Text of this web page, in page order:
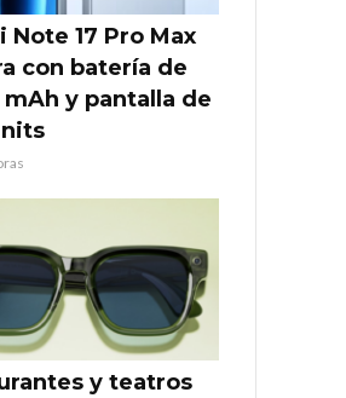
Note 17 Pro Max
con batería de
y pantalla de
y teatros